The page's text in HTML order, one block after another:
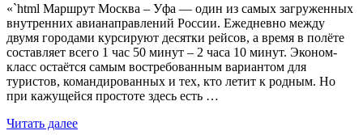
«`html Маршрут Москва – Уфа — один из самых загруженных
внутренних авианаправлений России. Ежедневно между
двумя городами курсируют десятки рейсов, а время в полёте
составляет всего 1 час 50 минут – 2 часа 10 минут. Эконом-
класс остаётся самым востребованным вариантом для
туристов, командированных и тех, кто летит к родным. Но
при кажущейся простоте здесь есть …
Читать далее